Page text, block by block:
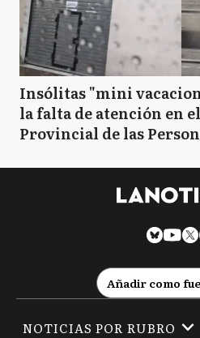
Insólitas "mini
la falta de atención en
Provincial de las
Añadir como
NOTICIAS POR RUBRO